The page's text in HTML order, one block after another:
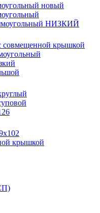
новый
НИЗКИЙ
совмещенной крышкой
крышкой